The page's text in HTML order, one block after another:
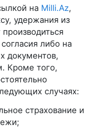
на Milli.Az,
удержания из
либо на
документов,
Кроме того,
случаях:
страхование и